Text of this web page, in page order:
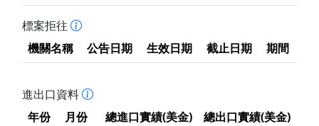
標案拒往
機關名稱
公告日期 生效日期 截止日期 期間
進出口資料
年份
月份 總進口實績(美金)
總出口實績(美金)